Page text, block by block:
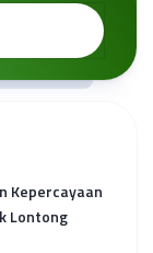
Kepercayaan
Lontong